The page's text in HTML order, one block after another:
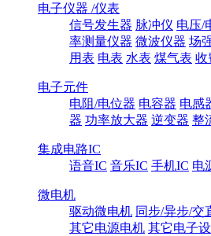
电子仪器 /仪表
信号发生器 脉冲仪 电压/
率测量仪器 微波仪器 场
用表 电表 水表 煤气表 收
电子元件
电阻/电位器 电容器 电感
器 功率放大器 逆变器 整
集成电路IC
语音IC 音乐IC 手机IC 电
微电机
驱动微电机 同步/异步/交
其它电源电机 其它电子